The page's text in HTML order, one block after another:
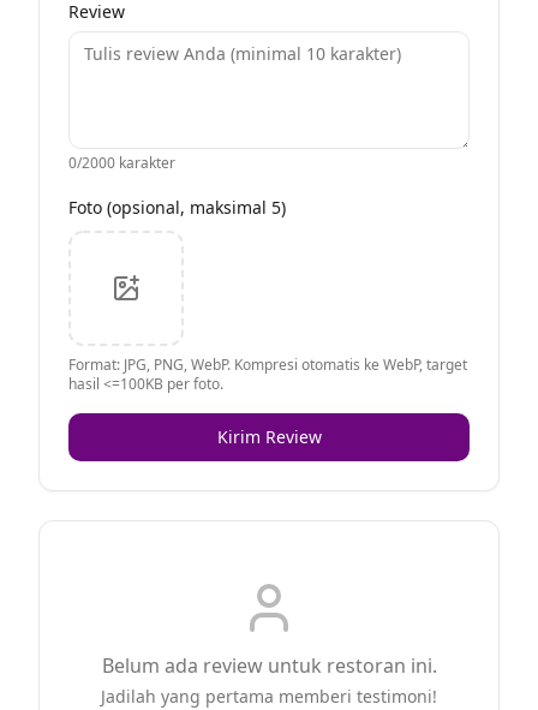
Review
0/2000 karakter
Foto (opsional, maksimal 5)
Format: JPG, PNG, WebP. Kompresi otomatis ke WebP, target
hasil <=100KB per foto.
Kirim Review
Belum ada review untuk restoran ini.
Jadilah yang pertama memberi testimoni!